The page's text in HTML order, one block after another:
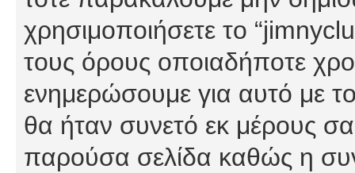
χρησιμοποιήσετε το
τους όρους οποιαδήποτε
ενημερώσουμε για αυτό με
θα ήταν συνετό εκ μέρους
παρούσα σελίδα καθώς η